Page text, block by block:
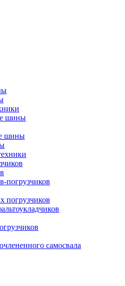
шины
шины
погрузчиков
погрузчиков
самосвала